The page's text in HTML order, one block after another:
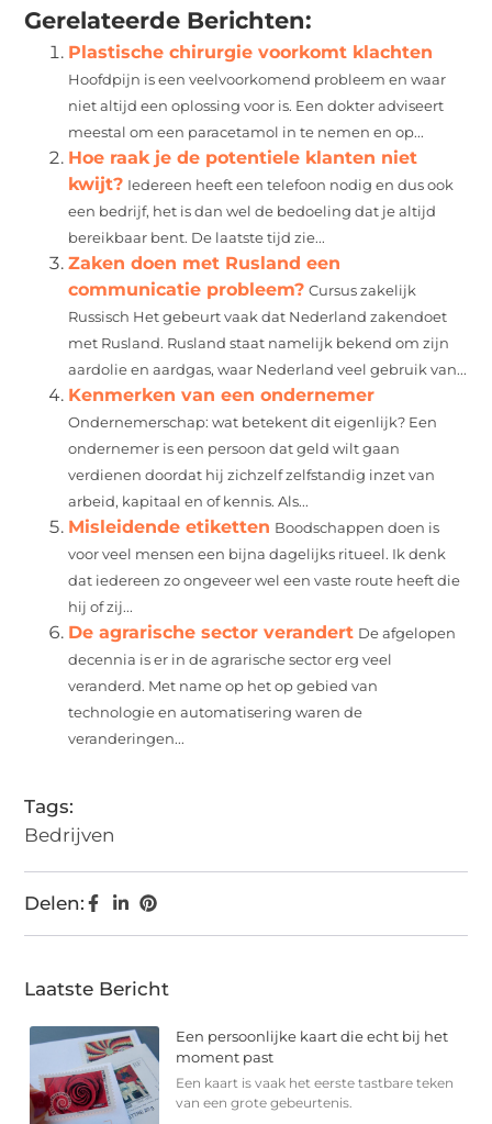
Gerelateerde Berichten:
Plastische chirurgie voorkomt klachten
Hoofdpijn is een veelvoorkomend probleem en waar
niet altijd een oplossing voor is. Een dokter adviseert
meestal om een paracetamol in te nemen en op...
Hoe raak je de potentiele klanten niet
kwijt? Iedereen heeft een telefoon nodig en dus ook
een bedrijf, het is dan wel de bedoeling dat je altijd
bereikbaar bent. De laatste tijd zie...
Zaken doen met Rusland een
communicatie probleem? Cursus zakelijk
Russisch Het gebeurt vaak dat Nederland zakendoet
met Rusland. Rusland staat namelijk bekend om zijn
aardolie en aardgas, waar Nederland veel gebruik van...
Kenmerken van een ondernemer
Ondernemerschap: wat betekent dit eigenlijk? Een
ondernemer is een persoon dat geld wilt gaan
verdienen doordat hij zichzelf zelfstandig inzet van
arbeid, kapitaal en of kennis. Als...
Misleidende etiketten Boodschappen doen is
voor veel mensen een bijna dagelijks ritueel. Ik denk
dat iedereen zo ongeveer wel een vaste route heeft die
hij of zij...
De agrarische sector verandert De afgelopen
decennia is er in de agrarische sector erg veel
veranderd. Met name op het op gebied van
technologie en automatisering waren de
veranderingen...
Tags:
Bedrijven
Delen:
Laatste Bericht
Een persoonlijke kaart die echt bij het
moment past
Een kaart is vaak het eerste tastbare teken
van een grote gebeurtenis.